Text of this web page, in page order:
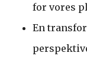
for vores
En